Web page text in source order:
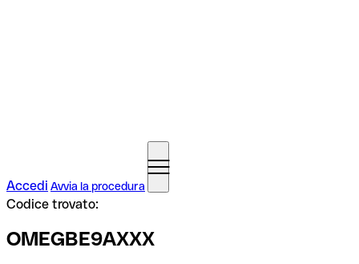
Accedi Avvia la procedura
Codice trovato:
OMEGBE9AXXX